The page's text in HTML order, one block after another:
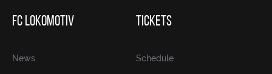
FC LOKOMOTIV
News
TICKETS
Schedule